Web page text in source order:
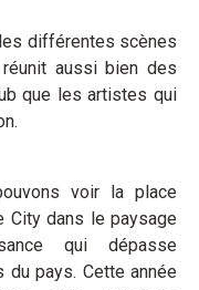
différentes scènes
aussi bien des
que les artistes qui
voir la place
City dans le paysage
qui dépasse
pays. Cette année